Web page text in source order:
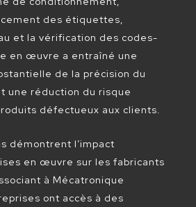
des étiquettes,
et la vérification des codes-
en œuvre a entraîné une
de la précision du
une réduction du risque
défectueux aux clients.
démontrent l’impact
en œuvre sur les fabricants
à Mécatronique
ont accès à des